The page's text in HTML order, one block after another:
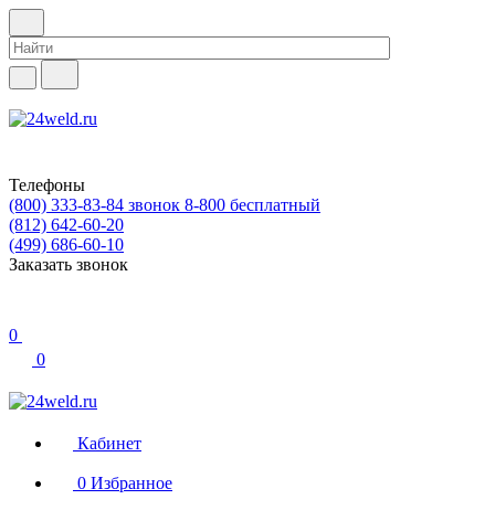
Телефоны
(800) 333-83-84 звонок 8-800 бесплатный
(812) 642-60-20
(499) 686-60-10
Заказать звонок
0
0
Кабинет
0 Избранное